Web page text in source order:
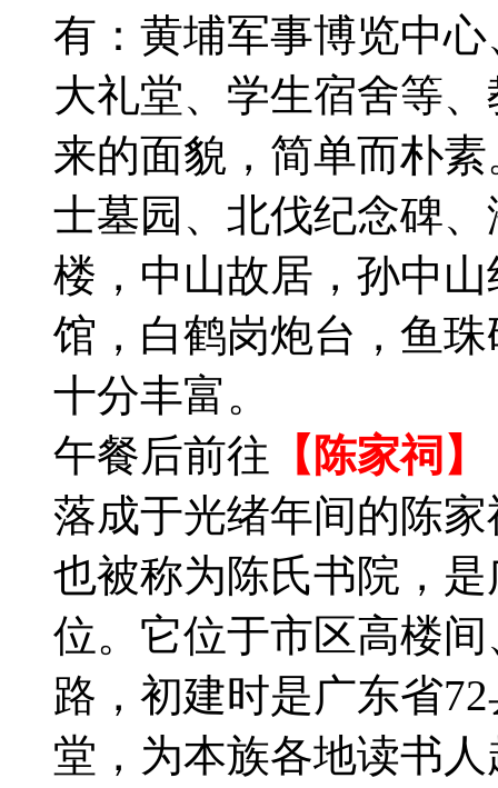
有：黄埔军事博览中
大礼堂、学生宿舍等
来的面貌，简单而朴
士墓园、北伐纪念碑
楼，中山故居，孙中
馆，白鹤岗炮台，鱼
十分丰富。
午餐后前往 【陈家祠 】
落成于光绪年间的陈
也被称为陈氏书院，
位。它位于市区高楼
路，初建时是广东省
堂，为本族各地读书